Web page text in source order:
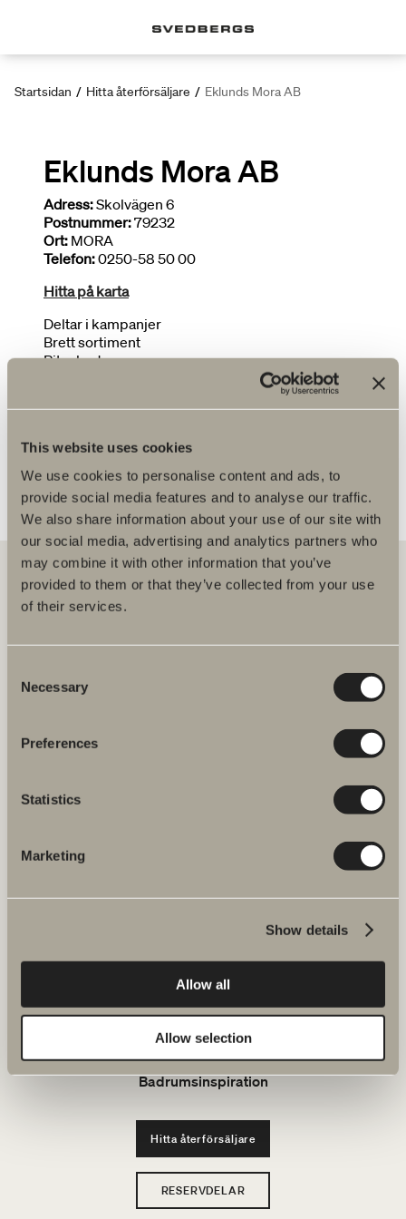
This website uses cookies
We use cookies to personalise content and ads, to
provide social media features and to analyse our traffic.
We also share information about your use of our site with
our social media, advertising and analytics partners who
may combine it with other information that you’ve
provided to them or that they’ve collected from your use
of their services.
Selection
Necessary
Preferences
Statistics
Marketing
Show details
Allow all
Allow selection
Startsidan / Hitta återförsäljare / Eklunds Mora AB
Eklunds Mora AB
Adress:Skolvägen 6
Postnummer:79232
Ort: MORA
Telefon:0250-58 50 00
Hitta på karta
Deltar i kampanjer
Brett sortiment
Ritar badrum
Svedbergs i Dalstorp AB
Verkstadsvägen 1
Svedbergs kundservice.
Ritverktyg
Hållbarhet
Badrumsinspiration
Hitta återförsäljare
RESERVDELAR